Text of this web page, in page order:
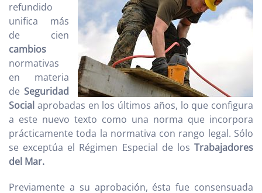
refundido
unifica más
de cien
cambios
normativas
en materia
de Seguridad
Social aprobadas en los últimos años, lo que configura
a este nuevo texto como una norma que incorpora
prácticamente toda la normativa con rango legal. Sólo
se exceptúa el Régimen Especial de los Trabajadores
del Mar.
Previamente a su aprobación, ésta fue consensuada